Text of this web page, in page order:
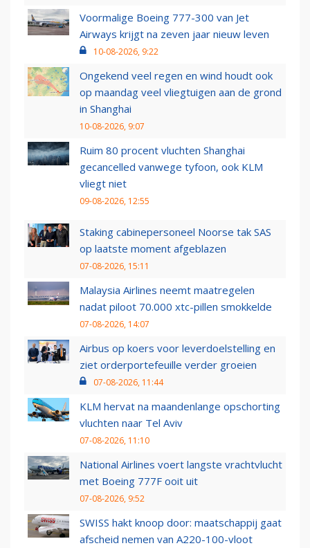
Voormalige Boeing 777-300 van Jet
Airways krijgt na zeven jaar nieuw leven
10-08-2026, 9:22
Ongekend veel regen en wind houdt ook
op maandag veel vliegtuigen aan de grond
in Shanghai
10-08-2026, 9:07
Ruim 80 procent vluchten Shanghai
gecancelled vanwege tyfoon, ook KLM
vliegt niet
09-08-2026, 12:55
Staking cabinepersoneel Noorse tak SAS
op laatste moment afgeblazen
07-08-2026, 15:11
Malaysia Airlines neemt maatregelen
nadat piloot 70.000 xtc-pillen smokkelde
07-08-2026, 14:07
Airbus op koers voor leverdoelstelling en
ziet orderportefeuille verder groeien
07-08-2026, 11:44
KLM hervat na maandenlange opschorting
vluchten naar Tel Aviv
07-08-2026, 11:10
National Airlines voert langste vrachtvlucht
met Boeing 777F ooit uit
07-08-2026, 9:52
SWISS hakt knoop door: maatschappij gaat
afscheid nemen van A220-100-vloot